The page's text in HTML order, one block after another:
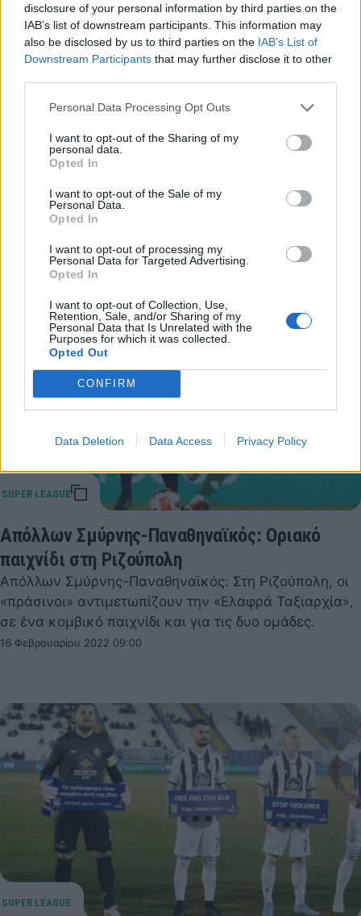
disclosure of your personal information by third parties on the
IAB’s list of downstream participants. This information may
also be disclosed by us to third parties on the IAB’s List of
Downstream Participants that may further disclose it to other
Personal Data Processing Opt Outs
I want to opt-out of the Sharing of my
personal data.
Opted In
I want to opt-out of the Sale of my
Personal Data.
Opted In
I want to opt-out of processing my
Personal Data for Targeted Advertising.
Opted In
I want to opt-out of Collection, Use,
Retention, Sale, and/or Sharing of my
Personal Data that Is Unrelated with the
Purposes for which it was collected.
Opted Out
CONFIRM
Data Deletion Data Access Privacy Policy
Live Chat Απόλλων Σμύρνης-Παναθηναϊκός 0-
3 (Τελικό)
Απόλλων Σμύρνης-Παναθηναϊκός: Παρακολουθήστε
λεπτό προς λεπτό την αναμέτρηση από το live chat του
16 Φεβρουαρίου 2022 20:21
Απόλλων Σμύρνης-Παναθηναϊκός: Οριακό
παιχνίδι στη Ριζούπολη
Απόλλων Σμύρνης-Παναθηναϊκός: Στη Ριζούπολη, οι
«πράσινοι» αντιμετωπίζουν την «Ελαφρά Ταξιαρχία»,
σε ένα κομβικό παιχνίδι και για τις δυο ομάδες.
16 Φεβρουαρίου 2022 09:00